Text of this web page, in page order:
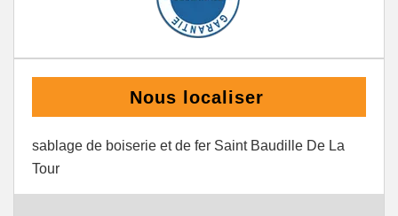
Nous localiser
sablage de boiserie et de fer Saint Baudille De La
Tour